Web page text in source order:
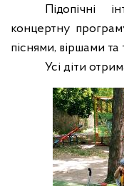
Підопічні
концертну
піснями, віршами
Усі діти